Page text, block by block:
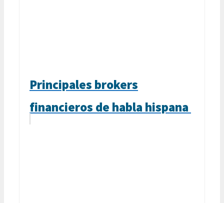
Principales brokers
financieros de habla hispana